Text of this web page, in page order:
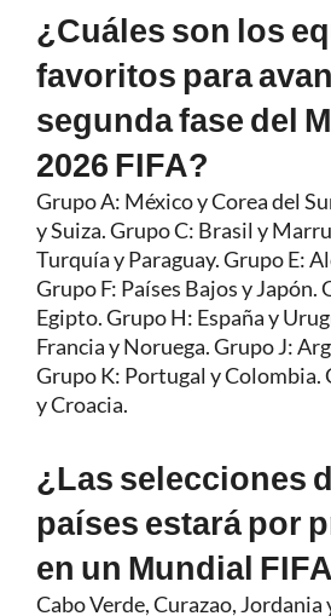
¿Cuáles son los
favoritos para
segunda fase del
2026 FIFA?
Grupo A: México y Corea del
y Suiza. Grupo C: Brasil y
Turquía y Paraguay. Grupo E:
Grupo F: Países Bajos y Japón.
Egipto. Grupo H: España y
Francia y Noruega. Grupo J:
Grupo K: Portugal y Colombia.
y Croacia.
¿Las selecciones
países estará por
en un Mundial
Cabo Verde, Curazao, Jordania